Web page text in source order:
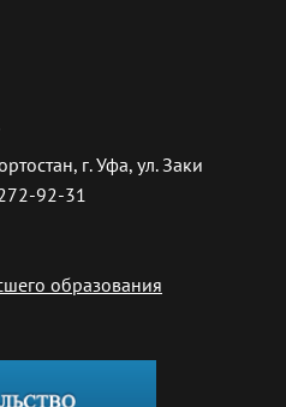
г. Уфа, ул. Заки
92-31
образования